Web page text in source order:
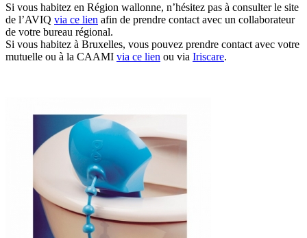
Si vous habitez en Région wallonne, n’hésitez pas à consulter le site
de l’AVIQ via ce lien afin de prendre contact avec un collaborateur
de votre bureau régional.
Si vous habitez à Bruxelles, vous pouvez prendre contact avec votre
mutuelle ou à la CAAMI via ce lien ou via Iriscare.